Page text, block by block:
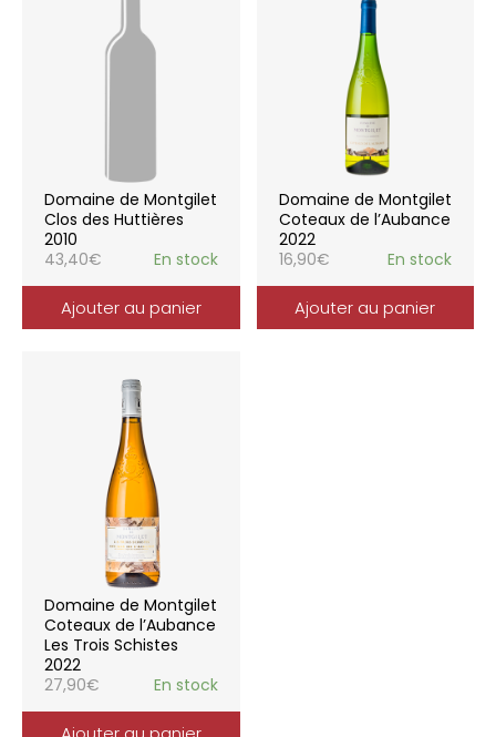
Domaine de Montgilet
Clos des Huttières
2010
43,40€ En stock
Ajouter au panier
Domaine de Montgilet
Coteaux de l’Aubance
2022
16,90€ En stock
Ajouter au panier
Domaine de Montgilet
Coteaux de l’Aubance
Les Trois Schistes
2022
27,90€ En stock